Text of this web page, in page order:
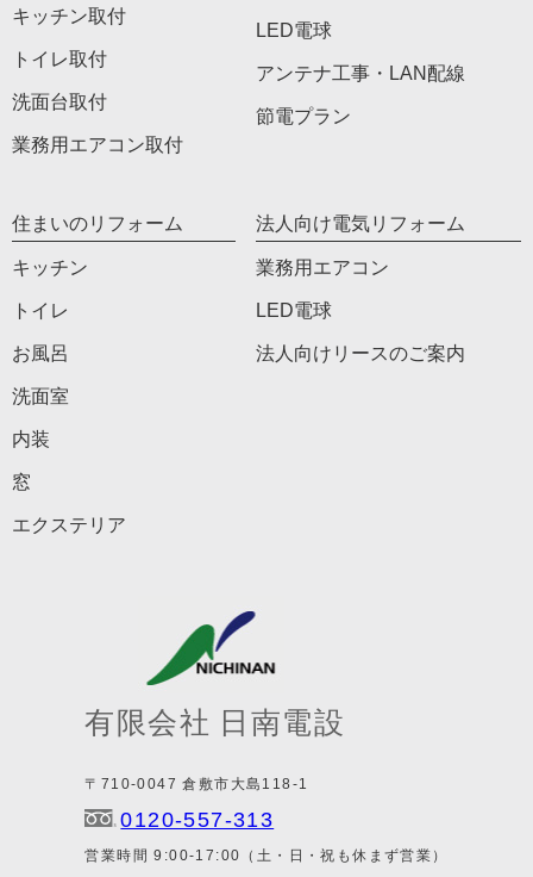
キッチン取付
トイレ取付
洗面台取付
業務用エアコン取付
LED電球
アンテナ工事・LAN配線
節電プラン
住まいのリフォーム
キッチン
トイレ
お風呂
洗面室
内装
窓
エクステリア
法人向け電気リフォーム
業務用エアコン
LED電球
法人向けリースのご案内
有限会社 日南電設
〒710-0047 倉敷市大島118-1
0120-557-313
営業時間 9:00-17:00（土・日・祝も休まず営業）